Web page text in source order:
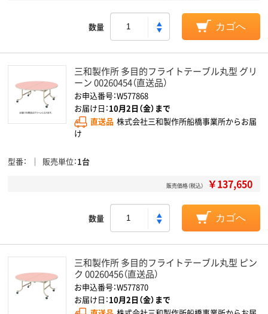
数量 カゴへ
三和製作所 多目的フライトテーブル丸型 グリ
ーン 00260454（直送品）
お申込番号：W577868
お届け日：10月2日（金）まで
直送品 株式会社三和製作所船橋事業所からお届
け
型番 販売単位 1台
販売価格（税込） ￥137,650
数量 カゴへ
三和製作所 多目的フライトテーブル丸型 ピン
ク 00260456（直送品）
お申込番号：W577870
お届け日：10月2日（金）まで